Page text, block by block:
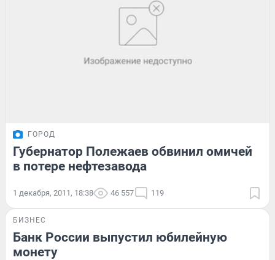
ГОРОД
Губернатор Полежаев обвинил омичей
в потере нефтезавода
1 декабря, 2011, 18:38 46 557 119
БИЗНЕС
Банк России выпустил юбилейную
монету